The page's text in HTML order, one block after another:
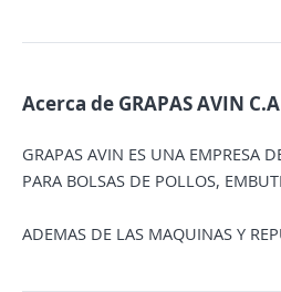
Acerca de GRAPAS AVIN C.A
GRAPAS AVIN ES UNA EMPRESA
PARA BOLSAS DE POLLOS,
ADEMAS DE LAS MAQUINAS Y